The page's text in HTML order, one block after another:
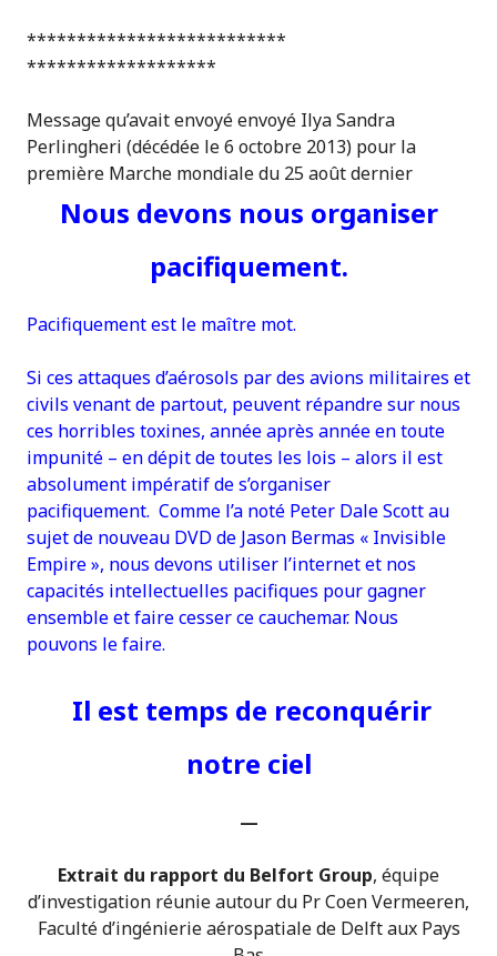
**************************
*******************
Message qu’avait envoyé envoyé Ilya Sandra
Perlingheri (décédée le 6 octobre 2013) pour la
première Marche mondiale du 25 août dernier
Nous devons nous organiser
pacifiquement.
Pacifiquement est le maître mot.
Si ces attaques d’aérosols par des avions militaires et
civils venant de partout, peuvent répandre sur nous
ces horribles toxines, année après année en toute
impunité – en dépit de toutes les lois – alors il est
absolument impératif de s’organiser
pacifiquement. Comme l’a noté Peter Dale Scott au
sujet de nouveau DVD de Jason Bermas « Invisible
Empire », nous devons utiliser l’internet et nos
capacités intellectuelles pacifiques pour gagner
ensemble et faire cesser ce cauchemar. Nous
pouvons le faire.
Il est temps de reconquérir
notre ciel
—
Extrait du rapport du Belfort Group, équipe
d’investigation réunie autour du Pr Coen Vermeeren,
Faculté d’ingénierie aérospatiale de Delft aux Pays